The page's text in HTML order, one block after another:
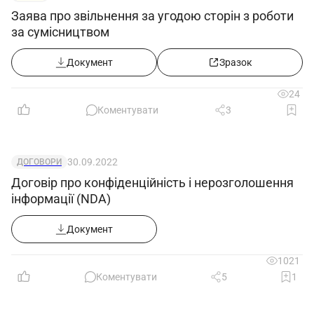
Заява про звільнення за угодою сторін з роботи
за сумісництвом
Документ Зразок
24
Коментувати
3
ДОГОВОРИ 30.09.2022
Договір про конфіденційність і нерозголошення
інформації (NDA)
Документ
1021
Коментувати
5 1